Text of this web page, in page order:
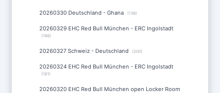
20260330 Deutschland - Ghana (136)
20260329 EHC Red Bull München - ERC Ingolstadt
(186)
20260327 Schweiz - Deutschland (200)
20260324 EHC Red Bull München - ERC Ingolstadt
(181)
20260320 EHC Red Bull München open Locker Room